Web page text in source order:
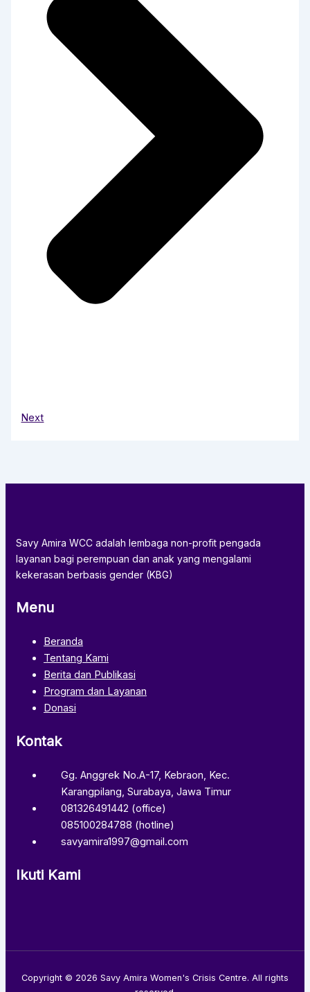
Next
Savy Amira WCC adalah lembaga non-profit pengada
layanan bagi perempuan dan anak yang mengalami
kekerasan berbasis gender (KBG)
Menu
Beranda
Tentang Kami
Berita dan Publikasi
Program dan Layanan
Donasi
Kontak
Gg. Anggrek No.A-17, Kebraon, Kec.
Karangpilang, Surabaya, Jawa Timur
081326491442 (office)
085100284788 (hotline)
savyamira1997@gmail.com
Ikuti Kami
Copyright © 2026 Savy Amira Women's Crisis Centre. All rights